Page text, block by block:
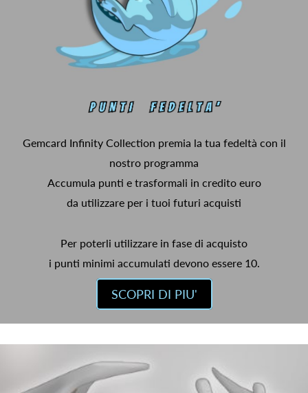
Gemcard Infinity Collection premia la tua fedeltà con il
nostro programma
Accumula punti e trasformali in credito euro
da utilizzare per i tuoi futuri acquisti
Per poterli utilizzare in fase di acquisto
i punti minimi accumulati devono essere 10.
SCOPRI DI PIU'